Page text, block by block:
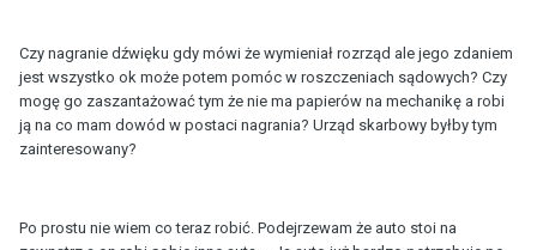
Czy nagranie dźwięku gdy mówi że wymieniał rozrząd ale jego zdaniem
jest wszystko ok może potem pomóc w roszczeniach sądowych? Czy
mogę go zaszantażować tym że nie ma papierów na mechanikę a robi
ją na co mam dowód w postaci nagrania? Urząd skarbowy byłby tym
zainteresowany?
Po prostu nie wiem co teraz robić. Podejrzewam że auto stoi na